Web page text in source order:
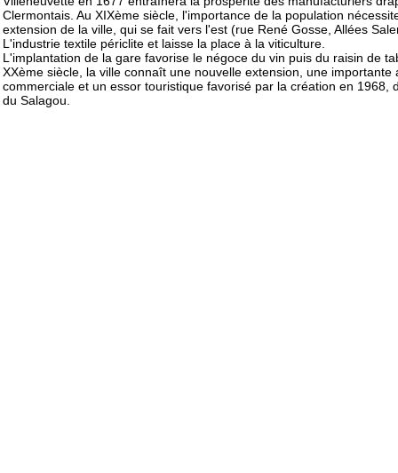
Clermontais. Au XIXème siècle, l'importance de la population
extension de la ville, qui se fait vers l'est (rue René Gosse, Allées
L'industrie textile périclite et laisse la place à la viticulture.
L'implantation de la gare favorise le négoce du vin puis du raisin de
XXème siècle, la ville connaît une nouvelle extension, une importante
commerciale et un essor touristique favorisé par la création en 1968,
du Salagou.